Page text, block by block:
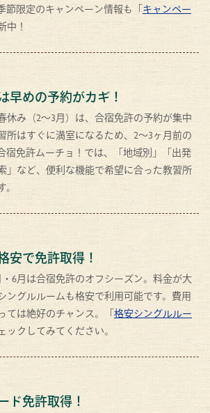
節限定のキャンペーン情報も「キャンペー
中！
早めの予約がカギ！
休み（2〜3月）は、合宿免許の予約が集中
所はすぐに満室になるため、2〜3ヶ月前の
宿免許ムーチョ！では、「地域別」「出発
」など、便利な機能で希望に合った教習所
安で免許取得！
6月は合宿免許のオフシーズン。料金が大
ングルルームも格安で利用可能です。費用
ては絶好のチャンス。「格安シングルルー
ックしてみてください。
ド免許取得！